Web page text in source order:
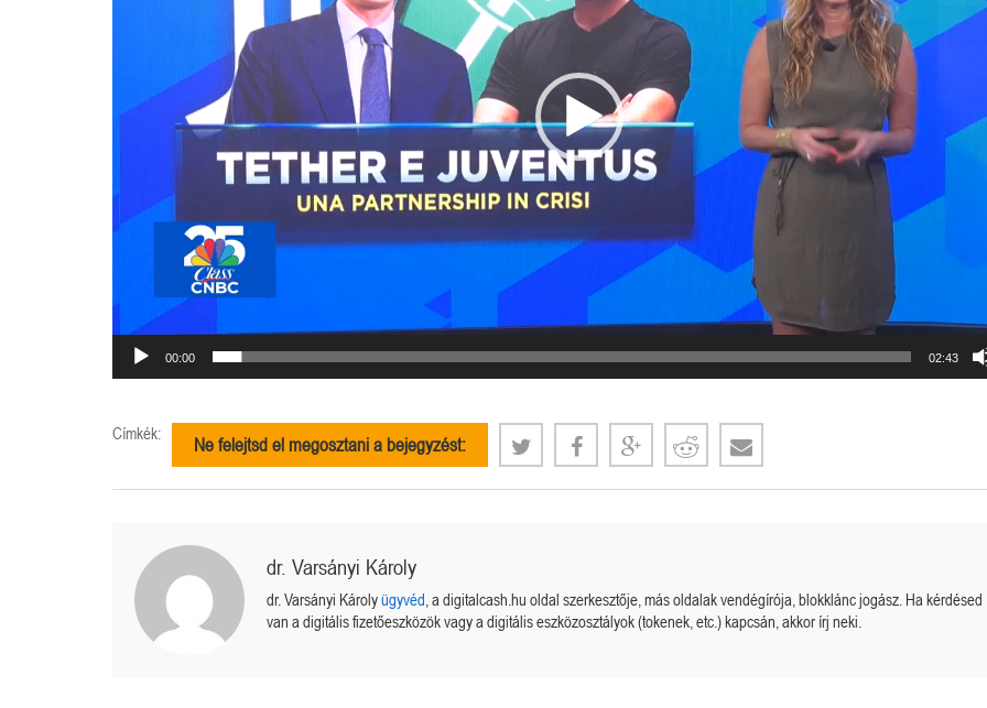
00:00 02:43
Címkék:
Ne felejtsd el megosztani a bejegyzést:
dr. Varsányi Károly
dr. Varsányi Károlyügyvéd , a digitalcash.hu oldal szerkesztője, más oldalak vendégírója, blokklánc jogász. Ha kérdésed
van a digitális fizetőeszközök vagy a digitális eszközosztályok (tokenek, etc.) kapcsán, akkor írj neki.